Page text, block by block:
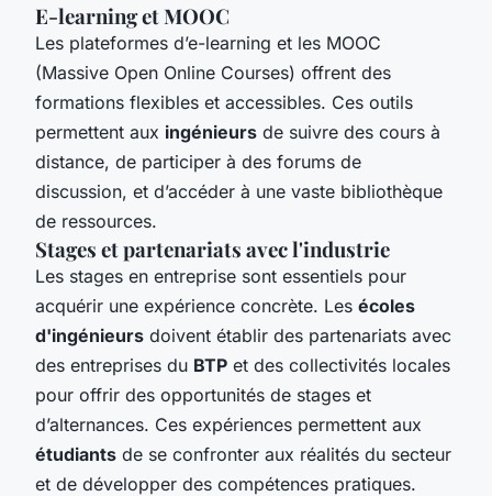
E-learning et MOOC
Les plateformes d’e-learning et les MOOC
(Massive Open Online Courses) offrent des
formations flexibles et accessibles. Ces outils
permettent aux ingénieurs de suivre des cours à
distance, de participer à des forums de
discussion, et d’accéder à une vaste bibliothèque
de ressources.
Stages et partenariats avec l'industrie
Les stages en entreprise sont essentiels pour
acquérir une expérience concrète. Les écoles
d'ingénieurs doivent établir des partenariats avec
des entreprises du BTP et des collectivités locales
pour offrir des opportunités de stages et
d’alternances. Ces expériences permettent aux
étudiants de se confronter aux réalités du secteur
et de développer des compétences pratiques.